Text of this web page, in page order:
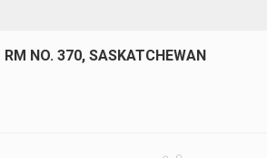
NO. 370, SASKATCHEWAN